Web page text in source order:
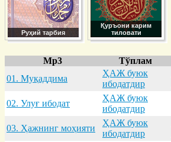
Руҳий тарбия
Қуръони карим
тиловати
Mp3 Тўплам
01. Муқaддимa
ҲАЖ буюк
ибодатдир
02. Улуғ ибодaт
ҲАЖ буюк
ибодатдир
03. Ҳaжнинг моҳияти
ҲАЖ буюк
ибодатдир